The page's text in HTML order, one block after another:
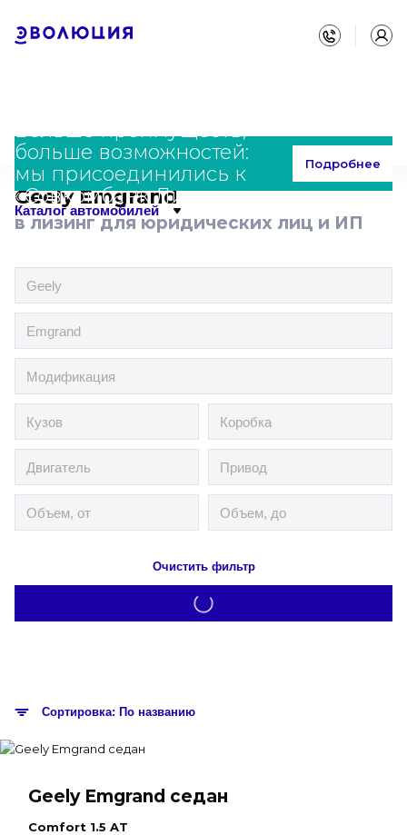
Больше преимуществ,
больше возможностей:
мы присоединились к
«Совкомбанк Лизинг»
Подробнее
Каталог автомобилей
Главная Каталог Geely Emgrand
Geely Emgrand
в лизинг для юридических лиц и ИП
Очистить фильтр
Сортировка: По названию
Geely Emgrand седан
Comfort 1.5 AT